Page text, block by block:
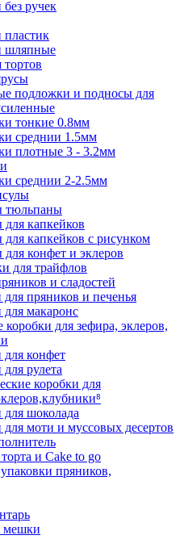
ручек
пластик
шляпные
подложки и подносы для
тонкие 0.8мм
среднии 1.5мм
плотные 3 - 3.2мм
среднии 2-2.5мм
тюльпаны
капкейков
капкейков с рисунком
конфет и эклеров
для трайфлов
и сладостей
пряников и печенья
макаронс
для зефира, эклеров,
конфет
рулета
коробки для
шоколада
моти и муссовых десертов
и Cake to go
пряников,
мешки